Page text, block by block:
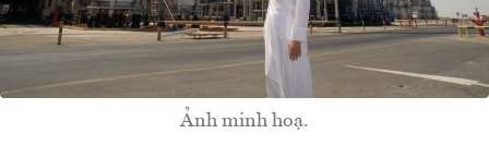
Ảnh minh hoạ.